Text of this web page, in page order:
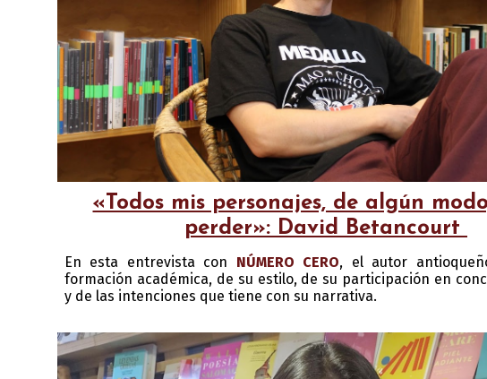
«Todos mis personajes, de algún
perder»: David Betancourt
En esta entrevista con NÚMERO CERO, el autor
formación académica, de su estilo, de su participación en
y de las intenciones que tiene con su narrativa.